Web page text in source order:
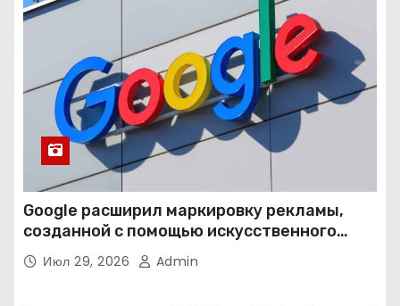
Google расширил маркировку рекламы,
созданной с помощью искусственного
интеллекта
Июл 29, 2026 Admin